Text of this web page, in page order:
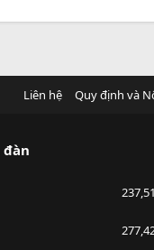
Liên hệ Quy định và
đàn